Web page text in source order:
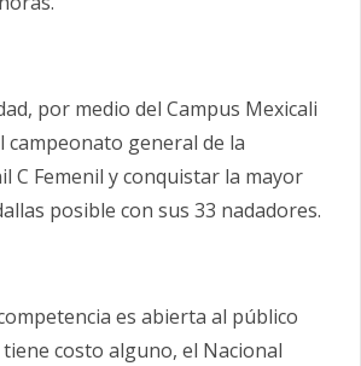
por medio del Campus Mexicali
campeonato general de la
C Femenil y conquistar la mayor
posible con sus 33 nadadores.
es abierta al público
costo alguno, el Nacional